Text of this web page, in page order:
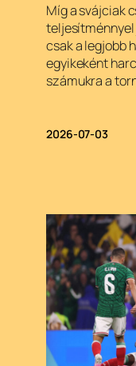
Míg a svájciak
csak a legjobb
egyikeként
számukra a
2026-07-03